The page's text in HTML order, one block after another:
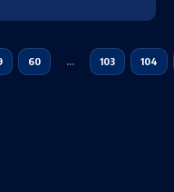
60 … 103 104